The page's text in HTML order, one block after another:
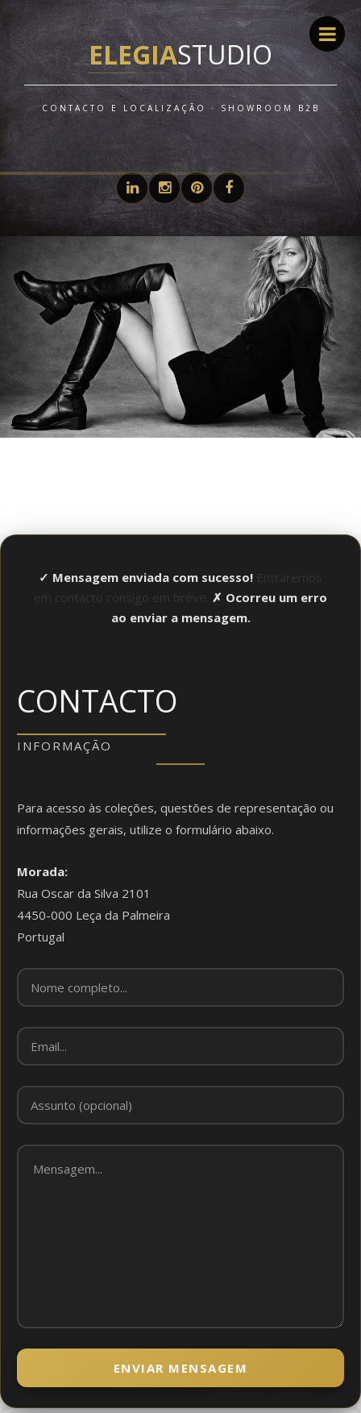
ELEGIASTUDIO
CONTACTO E LOCALIZAÇÃO · SHOWROOM B2B
✓ Mensagem enviada com sucesso!
✗ Ocorreu um erro
ao enviar a mensagem.
CONTACTO
INFORMAÇÃO
Para acesso às coleções, questões de representação ou
informações gerais, utilize o formulário abaixo.
Morada:
Rua Oscar da Silva 2101
4450-000 Leça da Palmeira
Portugal
ENVIAR MENSAGEM